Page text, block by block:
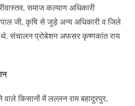
समाज कल्याण अधिकारी
जी, कृषि से जुड़े अन्य अधिकारी व जिले
संचालन प्रोबेशन अफसर कृष्णकांत राय
वाले किसानों में लल्लन राम बहादुरपुर,